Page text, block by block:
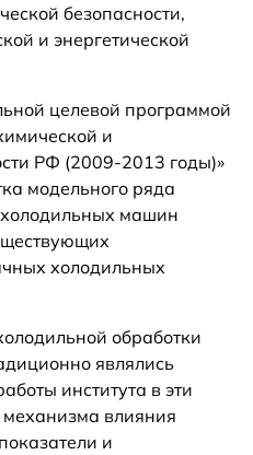
безопасности,
и энергетической
целевой программой
и
РФ (2009-2013 годы)»
модельного ряда
машин
холодильных
обработки
являлись
института в эти
влияния
и